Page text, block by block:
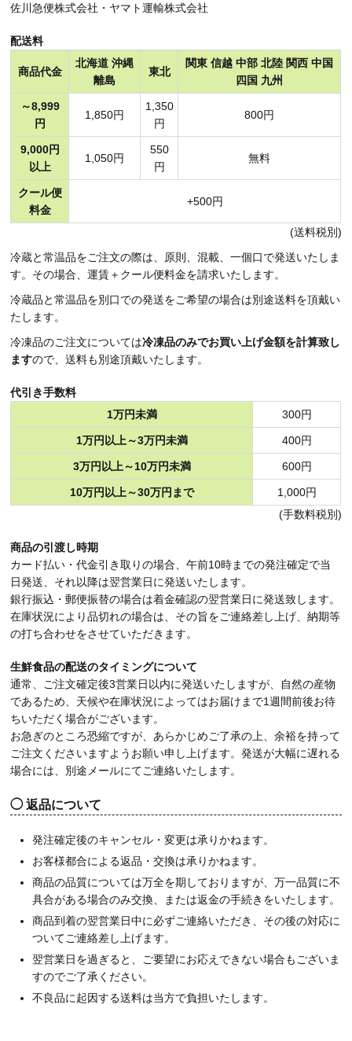
佐川急便株式会社・ヤマト運輸株式会社
配送料
商品代金
北海道 沖縄
離島
東北
関東 信越 中部 北陸 関西 中国
四国 九州
～8,999
円
1,850円
1,350
円
800円
9,000円
以上
1,050円
550
円
無料
クール便
料金
+500円
(送料税別)
冷蔵と常温品をご注文の際は、原則、混載、一個口で発送いたしま
す。その場合、運賃＋クール便料金を請求いたします。
冷蔵品と常温品を別口での発送をご希望の場合は別途送料を頂戴い
たします。
冷凍品のご注文については冷凍品のみでお買い上げ金額を計算致し
ますので、送料も別途頂戴いたします。
代引き手数料
1万円未満
300円
1万円以上～3万円未満 400円
3万円以上～10万円未満 600円
10万円以上～30万円まで
1,000円
(手数料税別)
商品の引渡し時期
カード払い・代金引き取りの場合、午前10時までの発注確定で当
日発送、それ以降は翌営業日に発送いたします。
銀行振込・郵便振替の場合は着金確認の翌営業日に発送致します。
在庫状況により品切れの場合は、その旨をご連絡差し上げ、納期等
の打ち合わせをさせていただきます。
生鮮食品の配送のタイミングについて
通常、ご注文確定後3営業日以内に発送いたしますが、自然の産物
であるため、天候や在庫状況によってはお届けまで1週間前後お待
ちいただく場合がございます。
お急ぎのところ恐縮ですが、あらかじめご了承の上、余裕を持って
ご注文くださいますようお願い申し上げます。発送が大幅に遅れる
場合には、別途メールにてご連絡いたします。
返品について
発注確定後のキャンセル・変更は承りかねます。
お客様都合による返品・交換は承りかねます。
商品の品質については万全を期しておりますが、万一品質に不
具合がある場合のみ交換、または返金の手続きをいたします。
商品到着の翌営業日中に必ずご連絡いただき、その後の対応に
ついてご連絡差し上げます。
翌営業日を過ぎると、ご要望にお応えできない場合もございま
すのでご了承ください。
不良品に起因する送料は当方で負担いたします。